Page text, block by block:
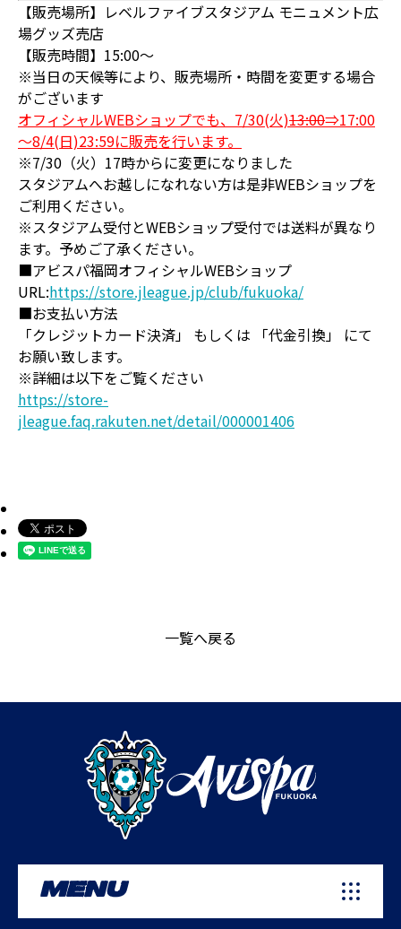
【販売場所】レベルファイブスタジアム モニュメント広
場グッズ売店
【販売時間】15:00～
※当日の天候等により、販売場所・時間を変更する場合
がございます
オフィシャルWEBショップでも、7/30(火)13:00⇒17:00
～8/4(日)23:59に販売を行います。
※7/30（火）17時からに変更になりました
スタジアムへお越しになれない方は是非WEBショップを
ご利用ください。
※スタジアム受付とWEBショップ受付では送料が異なり
ます。予めご了承ください。
■アビスパ福岡オフィシャルWEBショップ
URL:https://store.jleague.jp/club/fukuoka/
■お支払い方法
「クレジットカード決済」 もしくは 「代金引換」 にて
お願い致します。
※詳細は以下をご覧ください
https://store-
jleague.faq.rakuten.net/detail/000001406
一覧へ戻る
MENU